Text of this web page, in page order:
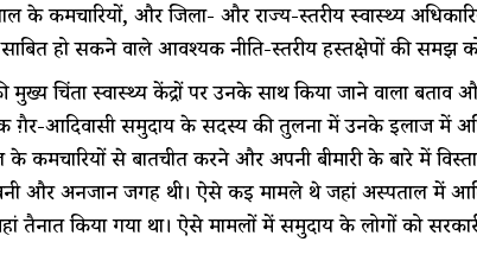
कर्मचारियों, और जिला- और राज्य-स्तरीय स्वास्थ्य
हो सकने वाले आवश्यक नीति-स्तरीय हस्तक्षेपों की समझ
चिंता स्वास्थ्य केंद्रों पर उनके साथ किया जाने वाला बर्ताव
ग़ैर-आदिवासी समुदाय के सदस्य की तुलना में उनके इलाज में
से बातचीत करने और अपनी बीमारी के बारे में
और अनजान जगह थी। ऐसे कई मामले थे जहां अस्पताल में
तैनात किया गया था। ऐसे मामलों में समुदाय के लोगों को